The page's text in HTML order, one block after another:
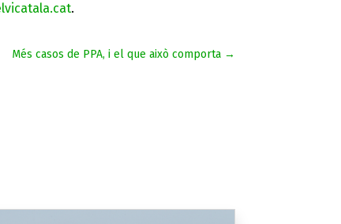
.
Més casos de PPA, i el que això comporta→